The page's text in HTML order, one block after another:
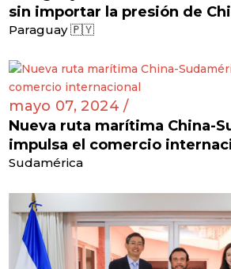
sin importar la presión de
Paraguay 🇵🇾
mayo 07, 2024 /
Nueva ruta marítima China-
impulsa el comercio
Sudamérica